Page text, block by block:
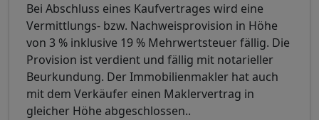
Bei Abschluss eines Kaufvertrages wird eine
Vermittlungs- bzw. Nachweisprovision in Höhe
von 3 % inklusive 19 % Mehrwertsteuer fällig. Die
Provision ist verdient und fällig mit notarieller
Beurkundung. Der Immobilienmakler hat auch
mit dem Verkäufer einen Maklervertrag in
gleicher Höhe abgeschlossen..